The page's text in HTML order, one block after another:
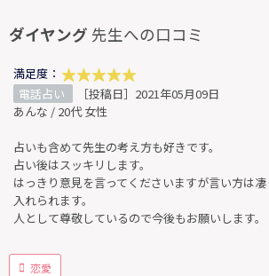
ダイヤング 先生への口コミ
満足度：
電話占い
［投稿日］2021年05月09日
あんな / 20代 女性
占いも含めて先生の考え方も好きです。
占い後はスッキリします。
はっきり意見を言ってくださいますが言い方は
入れられます。
人として尊敬しているので今後もお願いします。
恋愛